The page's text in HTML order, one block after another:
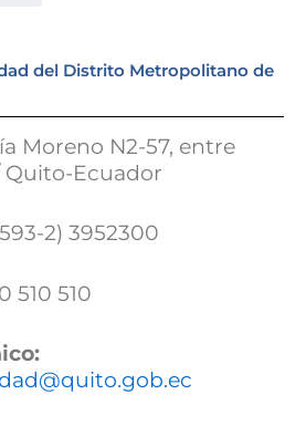
del Distrito Metropolitano de
Moreno N2-57, entre
Quito-Ecuador
2) 3952300
510 510